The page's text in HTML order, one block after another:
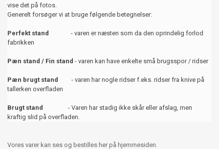
vise det på fotos.
Generelt forsøger vi at bruge følgende betegnelser:
Perfekt stand - varen er næsten som da den oprindelig forlod
fabrikken
Pæn stand / Fin stand - varen kan have enkelte små brugsspor / ridser
Pæn brugt stand
- varen har nogle ridser f.eks. ridser fra knive på
tallerken overfladen
Brugt stand
- Varen har stadig ikke skår eller afslag, men
kraftig slid på overfladen.
Vores varer kan ses og bestilles her på hjemmesiden.